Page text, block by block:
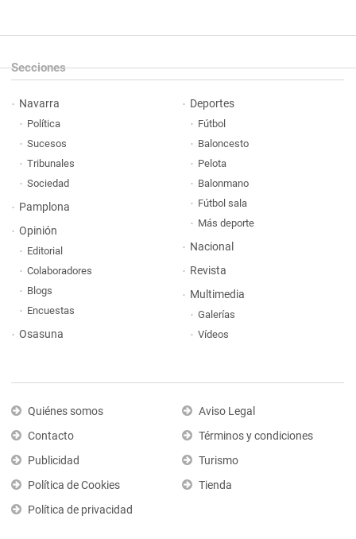
Secciones
Navarra
Política
Sucesos
Tribunales
Sociedad
Pamplona
Opinión
Editorial
Colaboradores
Blogs
Encuestas
Osasuna
Deportes
Fútbol
Baloncesto
Pelota
Balonmano
Fútbol sala
Más deporte
Nacional
Revista
Multimedia
Galerías
Vídeos
Quiénes somos
Contacto
Publicidad
Política de Cookies
Política de privacidad
Aviso Legal
Términos y condiciones
Turismo
Tienda